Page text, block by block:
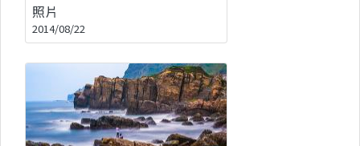
照片
2014/08/22